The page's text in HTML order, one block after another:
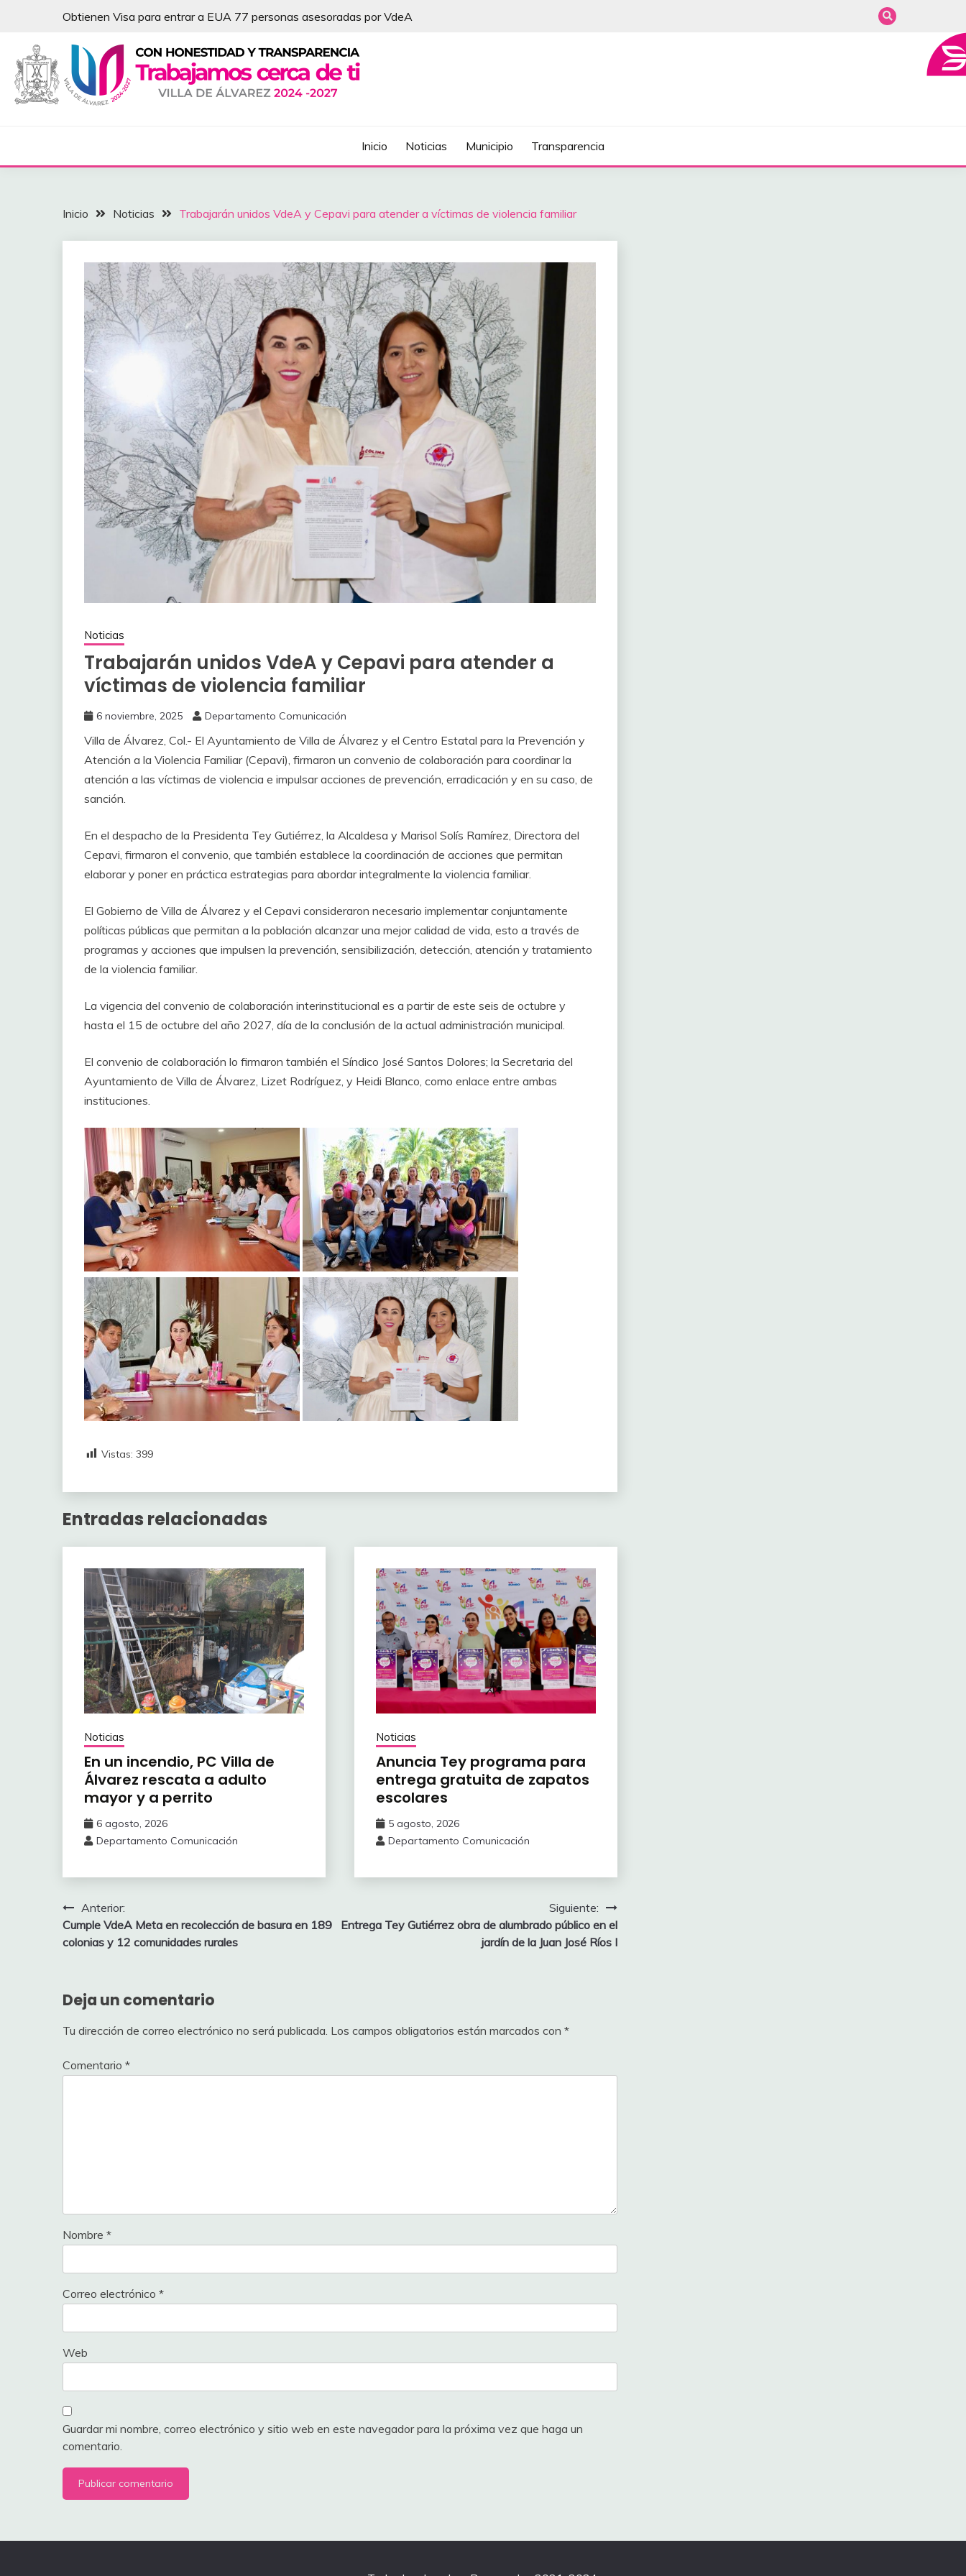
contenido
Obtienen Visa para entrar a EUA 77 personas asesoradas por VdeA
NOTICIAS – VILLA DEL ÁLVAREZ
Inicio Noticias Municipio Transparencia
Inicio Noticias Trabajarán unidos VdeA y Cepavi para atender a víctimas de violencia familiar
Noticias
Trabajarán unidos VdeA y Cepavi para atender a
víctimas de violencia familiar
6 noviembre, 2025 Departamento Comunicación
Villa de Álvarez, Col.- El Ayuntamiento de Villa de Álvarez y el Centro Estatal para la Prevención y
Atención a la Violencia Familiar (Cepavi), firmaron un convenio de colaboración para coordinar la
atención a las víctimas de violencia e impulsar acciones de prevención, erradicación y en su caso, de
sanción.
‎En el despacho de la Presidenta Tey Gutiérrez, la Alcaldesa y Marisol Solís Ramírez, Directora del
Cepavi, firmaron el convenio, que también establece la coordinación de acciones que permitan
elaborar y poner en práctica estrategias para abordar integralmente la violencia familiar.
‎El Gobierno de Villa de Álvarez y el Cepavi consideraron necesario implementar conjuntamente
políticas públicas que permitan a la población alcanzar una mejor calidad de vida, esto a través de
programas y acciones que impulsen la prevención, sensibilización, detección, atención y tratamiento
de la violencia familiar.
‎La vigencia del convenio de colaboración interinstitucional es a partir de este seis de octubre y
hasta el 15 de octubre del año 2027, día de la conclusión de la actual administración municipal.
‎El convenio de colaboración lo firmaron también el Síndico José Santos Dolores; la Secretaria del
Ayuntamiento de Villa de Álvarez, Lizet Rodríguez, y Heidi Blanco, como enlace entre ambas
instituciones.
Vistas: 399
Entradas relacionadas
Noticias
En un incendio, PC Villa de
Álvarez ‎rescata a adulto
mayor y a perrito
6 agosto, 2026
Departamento Comunicación
Noticias
Anuncia Tey programa para
entrega gratuita de zapatos
escolares
5 agosto, 2026
Departamento Comunicación
Navegación
de
Anterior:
Cumple VdeA Meta en recolección de basura en 189
colonias y 12 comunidades rurales
Siguiente:
Entrega Tey Gutiérrez obra de alumbrado público en el
jardín de la Juan José Ríos I
Deja un comentario
Tu dirección de correo electrónico no será publicada. Los campos obligatorios están marcados con *
Comentario *
Nombre *
Correo electrónico *
Web
Guardar mi nombre, correo electrónico y sitio web en este navegador para la próxima vez que haga un
comentario.